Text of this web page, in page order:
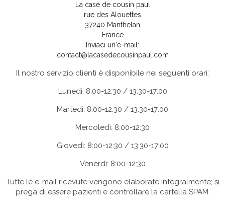
La case de cousin paul
rue des Alouettes
37240 Manthelan
France
Inviaci un'e-mail:
contact@lacasedecousinpaul.com
Il nostro servizio clienti è disponibile nei seguenti orari:
Lunedì: 8:00-12:30 / 13:30-17:00
Martedì: 8:00-12:30 / 13:30-17:00
Mercoledì: 8:00-12:30
Giovedì: 8:00-12:30 / 13:30-17:00
Venerdì: 8:00-12:30
Tutte le e-mail ricevute vengono elaborate integralmente; si
prega di essere pazienti e controllare la cartella SPAM.